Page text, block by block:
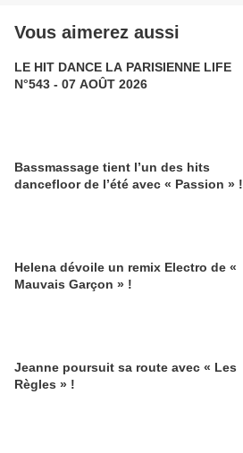
Vous aimerez aussi
LE HIT DANCE LA PARISIENNE LIFE
N°543 - 07 AOÛT 2026
Bassmassage tient l’un des hits
dancefloor de l’été avec « Passion » !
Helena dévoile un remix Electro de «
Mauvais Garçon » !
Jeanne poursuit sa route avec « Les
Règles » !